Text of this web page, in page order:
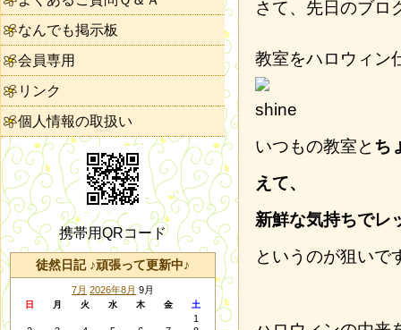
さて、先日のブロ
教室をハロウィン
いつもの教室と ち
えて、
新鮮な気持ちでレ
というのが狙いで
なんでも掲示板
会員専用
リンク
個人情報の取扱い
携帯用QRコード
徒然日記 ♪頑張って更新中♪
7月 2026年8月 9月
日 月 火 水 木 金 土
1